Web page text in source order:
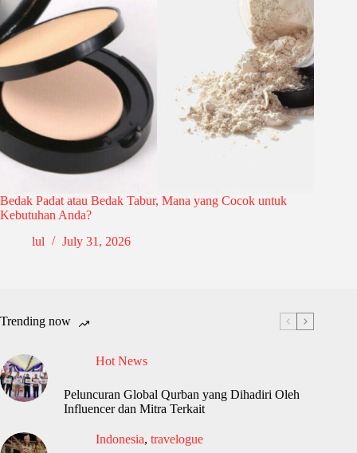
Bedak Padat atau Bedak Tabur, Mana yang Cocok untuk
Kebutuhan Anda?
lul
July 31, 2026
Trending now
Hot News
Peluncuran Global Qurban yang Dihadiri Oleh
Influencer dan Mitra Terkait
Indonesia, travelogue